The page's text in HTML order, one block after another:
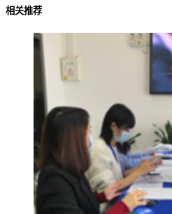
相关推荐